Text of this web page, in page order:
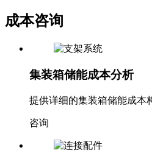
成本咨询
集装箱储能成本分析
提供详细的集装箱储能成本
咨询